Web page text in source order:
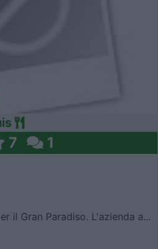
7 1
il Gran Paradiso. L'azienda a...